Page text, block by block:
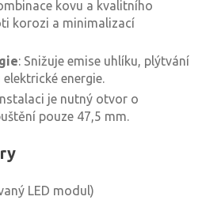
kovu a kvalitního
korozi a minimalizací
: Snižuje emise uhlíku, plýtvání
energie.
je nutný otvor o
pouze 47,5 mm.
LED modul)